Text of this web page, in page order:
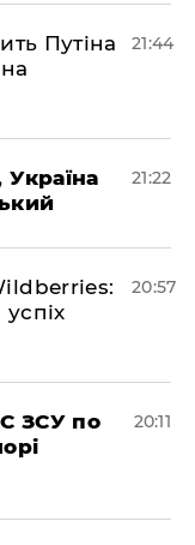
Путіна
21:44
21:22
20:57
ЗСУ по
20:11